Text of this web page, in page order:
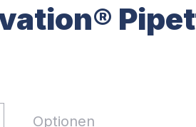
Optionen